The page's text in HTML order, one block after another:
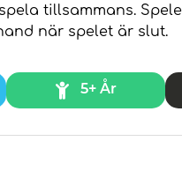
tillsammans.
när spelet är slut.
5+ År